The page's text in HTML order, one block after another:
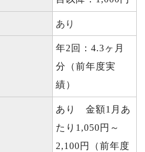
あり
年2回：4.3ヶ月
分（前年度実
績）
あり 金額1月あ
たり1,050円～
2,100円（前年度